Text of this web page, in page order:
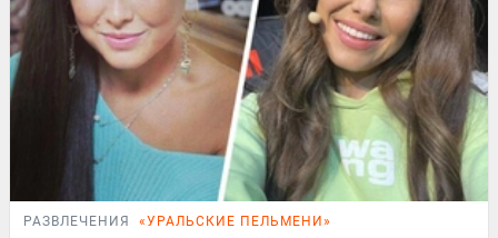
РАЗВЛЕЧЕНИЯ «УРАЛЬСКИЕ ПЕЛЬМЕНИ»